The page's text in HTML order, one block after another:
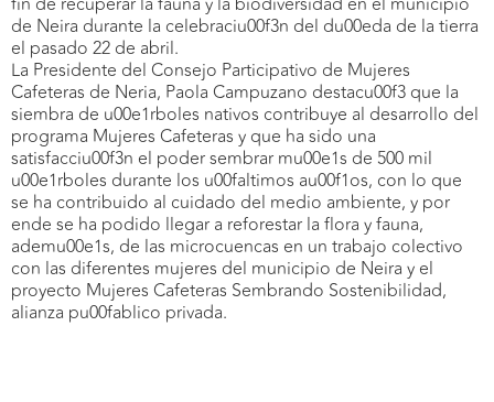
de Neira durante la celebraciu00f3n del du00eda de la tierra
el pasado 22 de abril.
La Presidente del Consejo Participativo de Mujeres
Cafeteras de Neria, Paola Campuzano destacu00f3 que la
siembra de u00e1rboles nativos contribuye al desarrollo del
programa Mujeres Cafeteras y que ha sido una
satisfacciu00f3n el poder sembrar mu00e1s de 500 mil
u00e1rboles durante los u00faltimos au00f1os, con lo que
se ha contribuido al cuidado del medio ambiente, y por
ende se ha podido llegar a reforestar la flora y fauna,
ademu00e1s, de las microcuencas en un trabajo colectivo
con las diferentes mujeres del municipio de Neira y el
proyecto Mujeres Cafeteras Sembrando Sostenibilidad,
alianza pu00fablico privada.